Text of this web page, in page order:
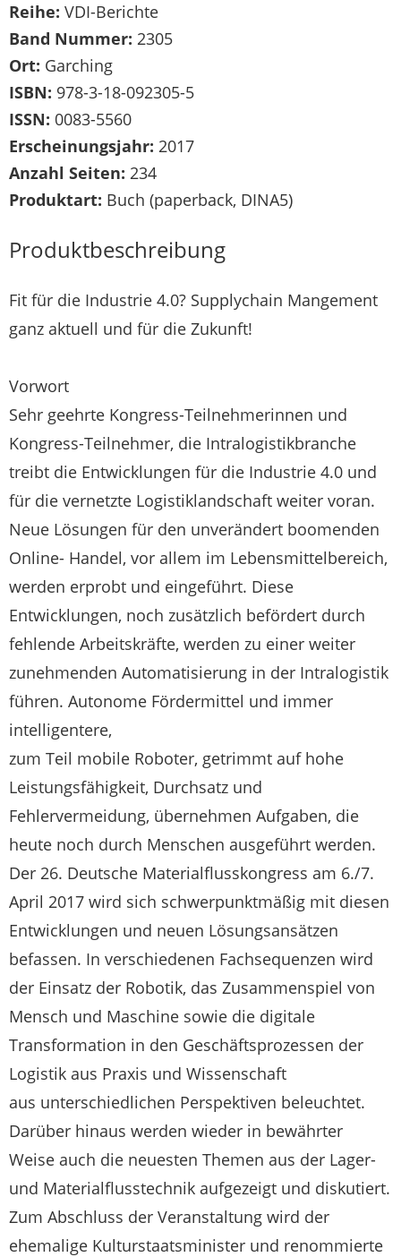
Reihe: VDI-Berichte
Band Nummer: 2305
Ort: Garching
ISBN: 978-3-18-092305-5
ISSN: 0083-5560
Erscheinungsjahr: 2017
Anzahl Seiten: 234
Produktart: Buch (paperback, DINA5)
Produktbeschreibung
Fit für die Industrie 4.0? Supplychain Mangement
ganz aktuell und für die Zukunft!
Vorwort
Sehr geehrte Kongress-Teilnehmerinnen und
Kongress-Teilnehmer, die Intralogistikbranche
treibt die Entwicklungen für die Industrie 4.0 und
für die vernetzte Logistiklandschaft weiter voran.
Neue Lösungen für den unverändert boomenden
Online- Handel, vor allem im Lebensmittelbereich,
werden erprobt und eingeführt. Diese
Entwicklungen, noch zusätzlich befördert durch
fehlende Arbeitskräfte, werden zu einer weiter
zunehmenden Automatisierung in der Intralogistik
führen. Autonome Fördermittel und immer
intelligentere,
zum Teil mobile Roboter, getrimmt auf hohe
Leistungsfähigkeit, Durchsatz und
Fehlervermeidung, übernehmen Aufgaben, die
heute noch durch Menschen ausgeführt werden.
Der 26. Deutsche Materialflusskongress am 6./7.
April 2017 wird sich schwerpunktmäßig mit diesen
Entwicklungen und neuen Lösungsansätzen
befassen. In verschiedenen Fachsequenzen wird
der Einsatz der Robotik, das Zusammenspiel von
Mensch und Maschine sowie die digitale
Transformation in den Geschäftsprozessen der
Logistik aus Praxis und Wissenschaft
aus unterschiedlichen Perspektiven beleuchtet.
Darüber hinaus werden wieder in bewährter
Weise auch die neuesten Themen aus der Lager-
und Materialflusstechnik aufgezeigt und diskutiert.
Zum Abschluss der Veranstaltung wird der
ehemalige Kulturstaatsminister und renommierte